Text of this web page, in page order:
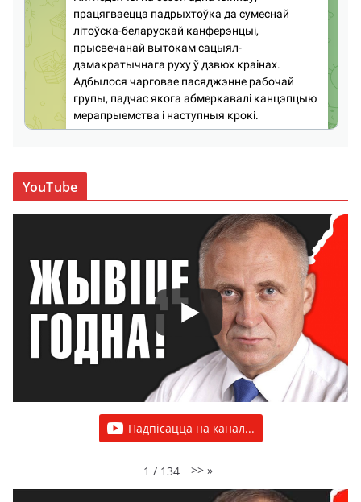
YouTube
Падпісацца на канал...
1 / 134 >> »